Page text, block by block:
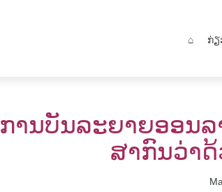
⌂ ກ່ຽ
ການບັນລະຍາຍອອນ
ສາກົນວ່າ